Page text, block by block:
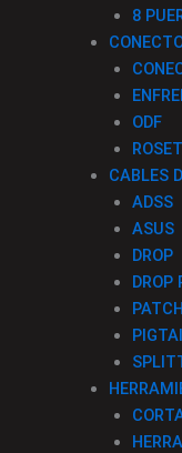
8
ODF
CABLES
ADSS
ASUS
DROP
DROP